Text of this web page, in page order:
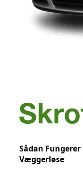
Sådan
Væggerløse